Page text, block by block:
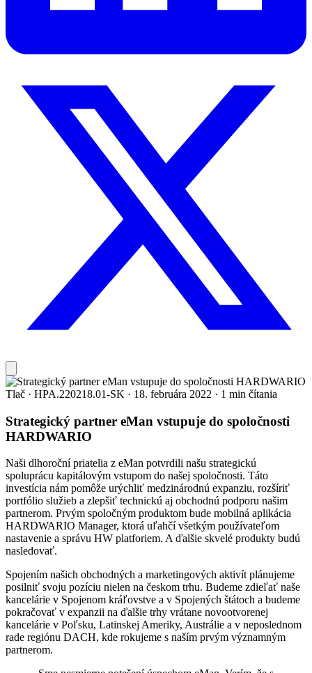
Tlač · HPA.220218.01-SK · 18. februára 2022 · 1 min čítania
Strategický partner eMan vstupuje do spoločnosti
HARDWARIO
Naši dlhoroční priatelia z eMan potvrdili našu strategickú
spoluprácu kapitálovým vstupom do našej spoločnosti. Táto
investícia nám pomôže urýchliť medzinárodnú expanziu, rozšíriť
portfólio služieb a zlepšiť technickú aj obchodnú podporu našim
partnerom. Prvým spoločným produktom bude mobilná aplikácia
HARDWARIO Manager, ktorá uľahčí všetkým používateľom
nastavenie a správu HW platforiem. A ďalšie skvelé produkty budú
nasledovať.
Spojením našich obchodných a marketingových aktivít plánujeme
posilniť svoju pozíciu nielen na českom trhu. Budeme zdieľať naše
kancelárie v Spojenom kráľovstve a v Spojených štátoch a budeme
pokračovať v expanzii na ďalšie trhy vrátane novootvorenej
kancelárie v Poľsku, Latinskej Ameriky, Austrálie a v neposlednom
rade regiónu DACH, kde rokujeme s naším prvým významným
partnerom.